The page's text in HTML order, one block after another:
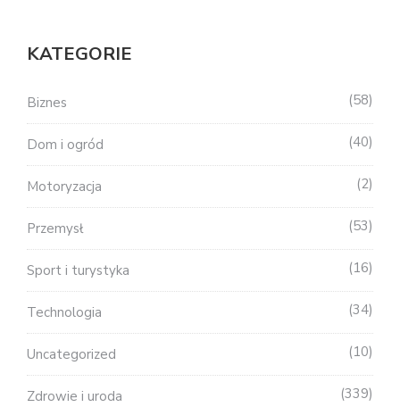
KATEGORIE
Biznes 58
Dom i ogród 40
Motoryzacja 2
Przemysł 53
Sport i turystyka 16
Technologia 34
Uncategorized 10
Zdrowie i uroda 339